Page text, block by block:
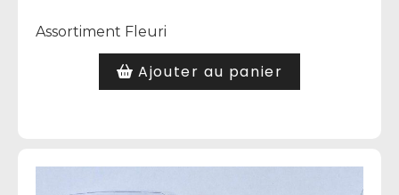
Assortiment Fleuri
Ajouter au panier